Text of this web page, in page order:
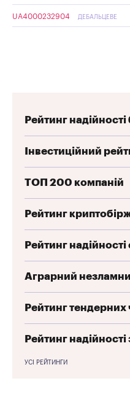
UA4000232904 ДЕБАЛЬЦЕВЕ
Рейтинг
Інвестиційний
ТОП 200 компаній
Рейтинг
Рейтинг
Аграрний
Рейтинг тендерних
Рейтинг
УСІ РЕЙТИНГИ